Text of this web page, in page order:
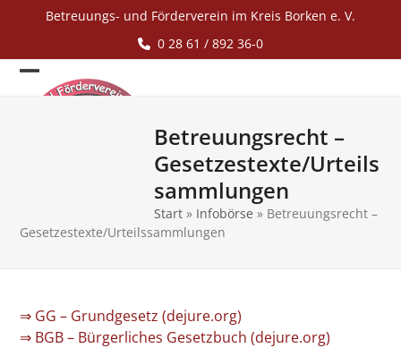
Betreuungs- und Förderverein im Kreis Borken e. V.
0 28 61 / 892 36-0
Open
Close
Betreuungsrecht –
Gesetzestexte/Urteils
sammlungen
Start» Infobörse » Betreuungsrecht –
Gesetzestexte/Urteilssammlungen
⇒ GG – Grundgesetz (dejure.org)
⇒ BGB – Bürgerliches Gesetzbuch (dejure.org)